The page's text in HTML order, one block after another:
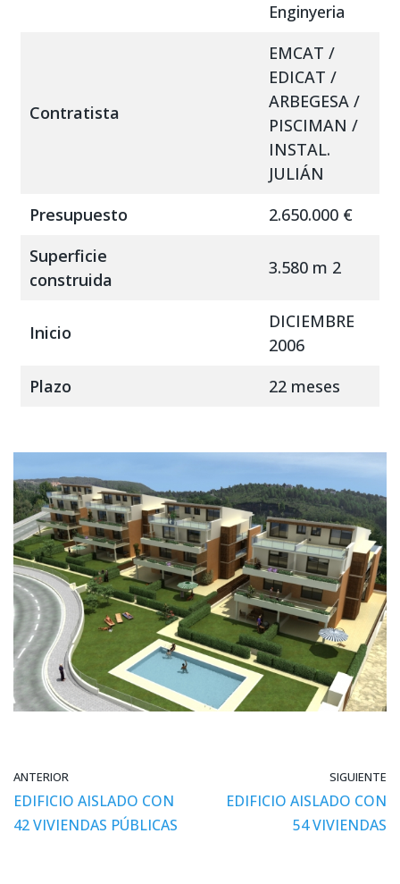
Enginyeria
Contratista
EMCAT /
EDICAT /
ARBEGESA /
PISCIMAN /
INSTAL.
JULIÁN
Presupuesto
2.650.000 €
Superficie
construida
3.580 m 2
Inicio
DICIEMBRE
2006
Plazo
22 meses
ANTERIOR
EDIFICIO AISLADO CON
42 VIVIENDAS PÚBLICAS
SIGUIENTE
EDIFICIO AISLADO CON
54 VIVIENDAS